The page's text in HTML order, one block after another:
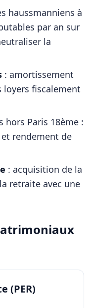
haussmanniens à
par an sur
la
: amortissement
fiscalement
hors Paris 18ème :
rendement de
: acquisition de la
retraite avec une
(PER)